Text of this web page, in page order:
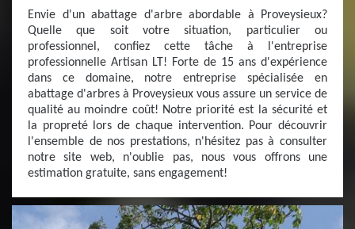
Envie d'un abattage d'arbre abordable à Proveysieux?
Quelle que soit votre situation, particulier ou
professionnel, confiez cette tâche à l'entreprise
professionnelle Artisan LT! Forte de 15 ans d'expérience
dans ce domaine, notre entreprise spécialisée en
abattage d'arbres à Proveysieux vous assure un service de
qualité au moindre coût! Notre priorité est la sécurité et
la propreté lors de chaque intervention. Pour découvrir
l'ensemble de nos prestations, n'hésitez pas à consulter
notre site web, n'oublie pas, nous vous offrons une
estimation gratuite, sans engagement!